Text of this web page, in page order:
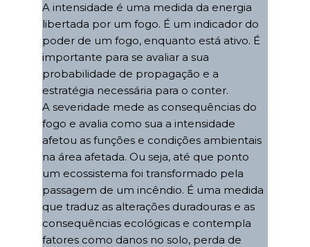
A intensidade é uma medida da energia
libertada por um fogo. É um indicador do
poder de um fogo, enquanto está ativo. É
importante para se avaliar a sua
probabilidade de propagação e a
estratégia necessária para o conter.
A severidade mede as consequências do
fogo e avalia como sua a intensidade
afetou as funções e condições ambientais
na área afetada. Ou seja, até que ponto
um ecossistema foi transformado pela
passagem de um incêndio. É uma medida
que traduz as alterações duradouras e as
consequências ecológicas e contempla
fatores como danos no solo, perda de